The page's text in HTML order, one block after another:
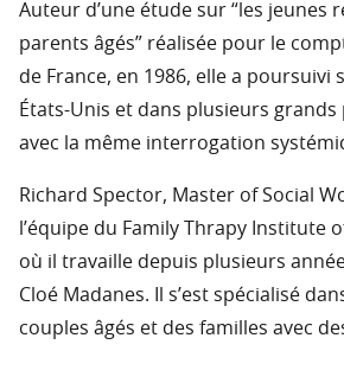
Auteur d’une étude sur “les jeunes
parents âgés” réalisée pour le
de France, en 1986, elle a poursuivi
États-Unis et dans plusieurs
avec la même interrogation
Richard Spector, Master of Social
l’équipe du Family Thrapy Institute
où il travaille depuis plusieurs
Cloé Madanes. Il s’est spécialisé
couples âgés et des familles avec